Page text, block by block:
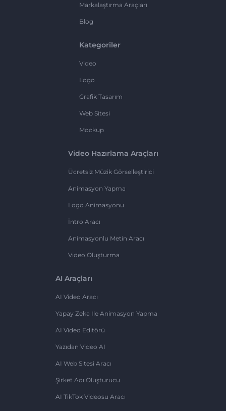
Markalaştırma Araçları
Blog
Kategoriler
Video
Logo
Grafik Tasarım
Web Sitesi
Mockup
Video Hazırlama Araçları
Ücretsiz Müzik Görselleştirici
Animasyon Yapma
Logo Animasyonu
İntro Aracı
Animasyonlu Metin Aracı
Video Oluşturma
AI Araçları
AI Video Aracı
Yapay Zeka Ile Animasyon Yapma
AI Video Editörü
Yazıdan Video AI
AI Web Sitesi Aracı
Şirket Adı Oluşturucu
AI TikTok Videosu Aracı